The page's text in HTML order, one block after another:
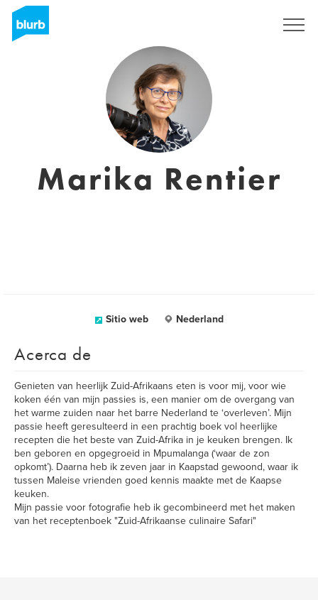
Marika Rentier
Sitio web Nederland
Acerca de
Genieten van heerlijk Zuid-Afrikaans eten is voor mij, voor wie
koken één van mijn passies is, een manier om de overgang van
het warme zuiden naar het barre Nederland te ‘overleven’. Mijn
passie heeft geresulteerd in een prachtig boek vol heerlijke
recepten die het beste van Zuid-Afrika in je keuken brengen. Ik
ben geboren en opgegroeid in Mpumalanga (‘waar de zon
opkomt’). Daarna heb ik zeven jaar in Kaapstad gewoond, waar ik
tussen Maleise vrienden goed kennis maakte met de Kaapse
keuken.
Mijn passie voor fotografie heb ik gecombineerd met het maken
van het receptenboek "Zuid-Afrikaanse culinaire Safari"